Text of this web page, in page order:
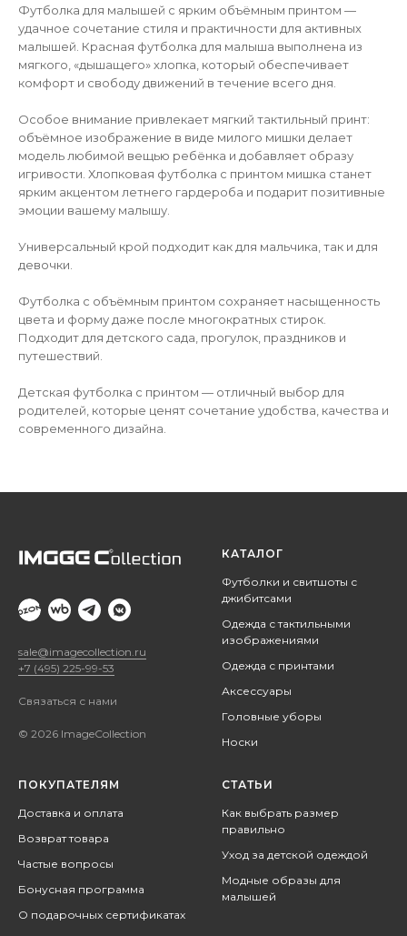
Футболка для малышей с ярким объёмным принтом —
удачное сочетание стиля и практичности для активных
малышей. Красная футболка для малыша выполнена из
мягкого, «дышащего» хлопка, который обеспечивает
комфорт и свободу движений в течение всего дня.
Особое внимание привлекает мягкий тактильный принт:
объёмное изображение в виде милого мишки делает
модель любимой вещью ребёнка и добавляет образу
игривости. Хлопковая футболка с принтом мишка станет
ярким акцентом летнего гардероба и подарит позитивные
эмоции вашему малышу.
Универсальный крой подходит как для мальчика, так и для
девочки.
Футболка с объёмным принтом сохраняет насыщенность
цвета и форму даже после многократных стирок.
Подходит для детского сада, прогулок, праздников и
путешествий.
Детская футболка с принтом — отличный выбор для
родителей, которые ценят сочетание удобства, качества и
современного дизайна.
sale@imagecollection.ru
+7 (495) 225-99-53
Связаться с нами
© 2026 ImageCollection
КАТАЛОГ
Футболки и свитшоты с
джибитсами
Одежда с тактильными
изображениями
Одежда с принтами
Аксессуары
Головные уборы
Носки
ПОКУПАТЕЛЯМ
Доставка и оплата
Возврат товара
Частые вопросы
Бонусная программа
О подарочных сертификатах
СТАТЬИ
Как выбрать размер
правильно
Уход за детской одеждой
Модные образы для
малышей